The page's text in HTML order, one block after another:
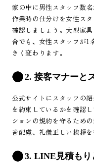
家の中に男性スタッフ数
作業時の仕分けを女性ス
確認しましょう。大型家
合でも、女性スタッフが1
きく変わります。
2. 接客マナーと
公式サイトにスタッフの
を約束しているかを確認
ションの規約を守るため
音配慮、礼儀正しい挨拶を
3. LINE見積もり